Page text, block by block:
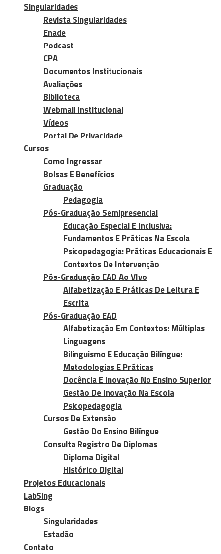
Singularidades
Revista Singularidades
Enade
Podcast
CPA
Documentos Institucionais
Avaliações
Biblioteca
Webmail Institucional
Vídeos
Portal De Privacidade
Cursos
Como Ingressar
Bolsas E Benefícios
Graduação
Pedagogia
Pós-Graduação Semipresencial
Educação Especial E Inclusiva:
Fundamentos E Práticas Na Escola
Psicopedagogia: Práticas Educacionais E
Contextos De Intervenção
Pós-Graduação EAD Ao VIvo
Alfabetização E Práticas De Leitura E
Escrita
Pós-Graduação EAD
Alfabetização Em Contextos: Múltiplas
Linguagens
Bilinguismo E Educação Bilíngue:
Metodologias E Práticas
Docência E Inovação No Ensino Superior
Gestão De Inovação Na Escola
Psicopedagogia
Cursos De Extensão
Gestão Do Ensino Bilíngue
Consulta Registro De Diplomas
Diploma Digital
Histórico Digital
Projetos Educacionais
LabSing
Blogs
Singularidades
Estadão
Contato